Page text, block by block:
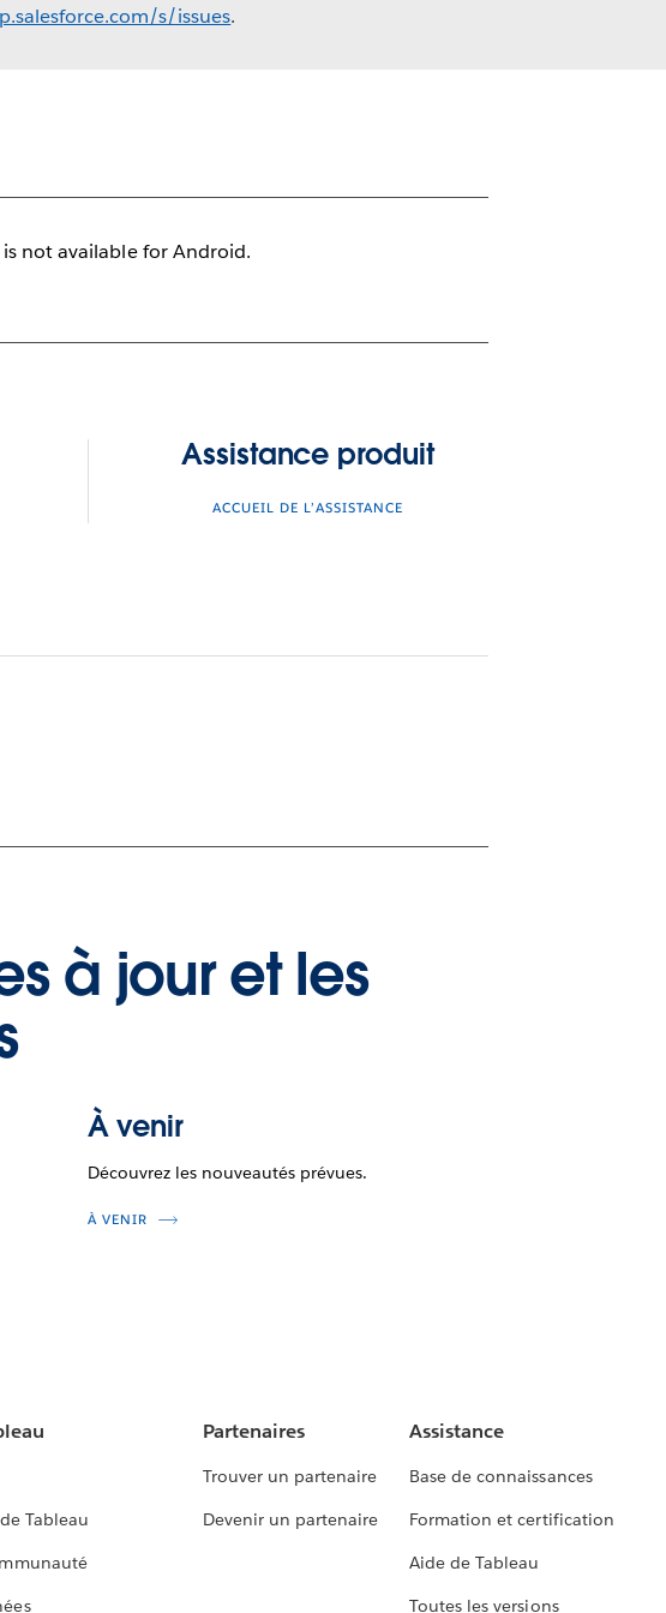
s/issues.
is not available for Android.
Assistance produit
ACCUEIL DE L’ASSISTANCE
à jour et les
À venir
Découvrez les nouveautés prévues.
À VENIR
Tableau
Partenaires
Trouver un partenaire
Devenir un partenaire
Assistance
Base de connaissances
Formation et certification
Aide de Tableau
Toutes les versions